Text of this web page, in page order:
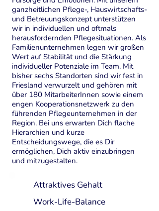
ganzheitlichen Pflege-, Hauswirtschafts-
und Betreuungskonzept unterstützen
wir in individuellen und oftmals
herausfordernden Pflegesituationen. Als
Familienunternehmen legen wir großen
Wert auf Stabilität und die Stärkung
individueller Potenziale im Team. Mit
bisher sechs Standorten sind wir fest in
Friesland verwurzelt und gehören mit
über 180 MitarbeiterInnen sowie einem
engen Kooperationsnetzwerk zu den
führenden Pflegeunternehmen in der
Region. Bei uns erwarten Dich flache
Hierarchien und kurze
Entscheidungswege, die es Dir
ermöglichen, Dich aktiv einzubringen
und mitzugestalten.
Attraktives Gehalt
Work-Life-Balance